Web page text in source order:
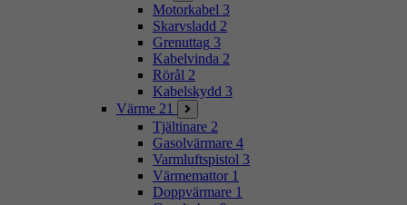
Motorkabel 3
Skarvsladd 2
Grenuttag 3
Kabelvinda 2
Rörål 2
Kabelskydd 3
Värme 21
Tjältinare 2
Gasolvärmare 4
Varmluftspistol 3
Värmemattor 1
Doppvärmare 1